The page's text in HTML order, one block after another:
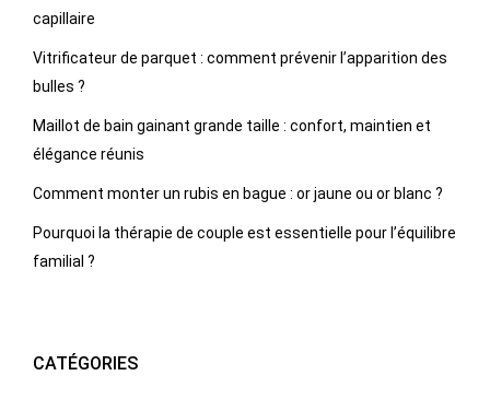
capillaire
Vitrificateur de parquet : comment prévenir l’apparition des
bulles ?
Maillot de bain gainant grande taille : confort, maintien et
élégance réunis
Comment monter un rubis en bague : or jaune ou or blanc ?
Pourquoi la thérapie de couple est essentielle pour l’équilibre
familial ?
CATÉGORIES